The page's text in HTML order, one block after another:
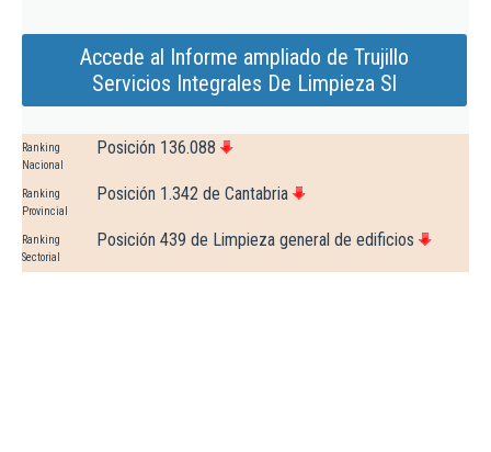
Accede al Informe ampliado de Trujillo
Servicios Integrales De Limpieza Sl
Ranking
Nacional
Posición 136.088
Ranking
Provincial
Posición 1.342 de Cantabria
Ranking
Sectorial
Posición 439 de Limpieza general de edificios